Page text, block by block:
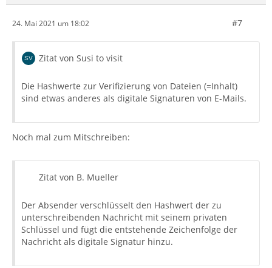
24. Mai 2021 um 18:02 #7
Zitat von Susi to visit
Die Hashwerte zur Verifizierung von Dateien (=Inhalt)
sind etwas anderes als digitale Signaturen von E-Mails.
Noch mal zum Mitschreiben:
Zitat von B. Mueller
Der Absender verschlüsselt den Hashwert der zu
unterschreibenden Nachricht mit seinem privaten
Schlüssel und fügt die entstehende Zeichenfolge der
Nachricht als digitale Signatur hinzu.